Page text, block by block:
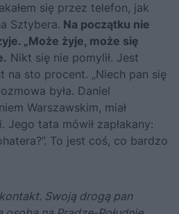
się przez telefon, jak
Sztybera. Na początku nie
„Może żyje, może się
Nikt się nie pomylił. Jest
na sto procent. „Niech pan się
była. Daniel
Warszawskim, miał
tata mówił zapłakany:
To jest coś, co bardzo
Swoją drogą pan